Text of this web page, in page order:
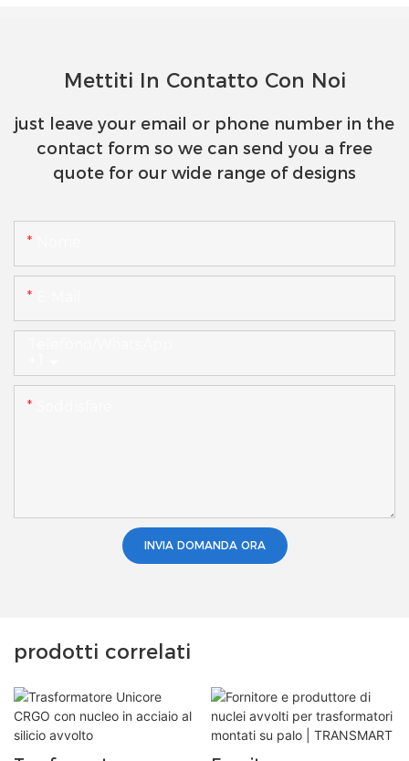
Mettiti In Contatto Con Noi
just leave your email or phone number in the
contact form so we can send you a free
quote for our wide range of designs
INVIA DOMANDA ORA
prodotti correlati